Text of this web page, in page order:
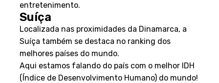
entretenimento.
Suíça
Localizada nas proximidades da Dinamarca, a
Suíça também se destaca no ranking dos
melhores países do mundo.
Aqui estamos falando do país com o melhor IDH
(Índice de Desenvolvimento Humano) do mundo!